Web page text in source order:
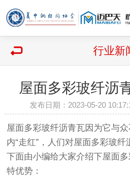
行业新
屋面多彩玻纤沥
发布日期：2023-05-20
屋面多彩玻纤沥青瓦因为它与
内“走红”，人们对屋面多彩玻纤
下面由小编给大家介绍下屋面
特优势：